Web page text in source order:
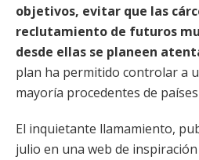
objetivos, evitar que las
reclutamiento de futuros
desde ellas se planeen
plan ha permitido controlar a
mayoría procedentes de
El inquietante llamamiento,
julio en una web de